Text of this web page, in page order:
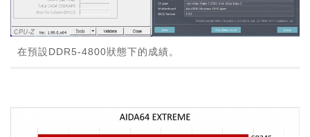
在預設DDR5-4800狀態下的成績。